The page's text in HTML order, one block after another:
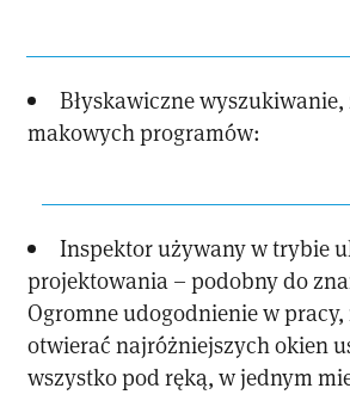
Błyskawiczne
makowych programów:
Inspektor używany w trybie
projektowania – podobny do
Ogromne udogodnienie w
otwierać najróżniejszych okien
wszystko pod ręką, w jednym